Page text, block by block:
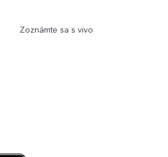
Zoznámte sa s vivo